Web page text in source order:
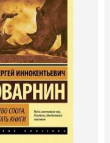
спора. Как
книги
Поварнин Сергей
Иннокентьевич